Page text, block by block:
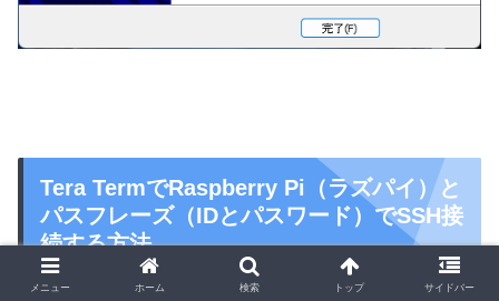
Tera TermでRaspberry Pi（ラズパイ）と
パスフレーズ（IDとパスワード）でSSH接
続する方法
メニュー ホーム 検索 トップ サイドバー